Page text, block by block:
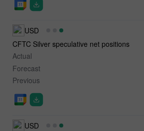
USD
CFTC Silver speculative net positions
Actual
Forecast
Previous
USD